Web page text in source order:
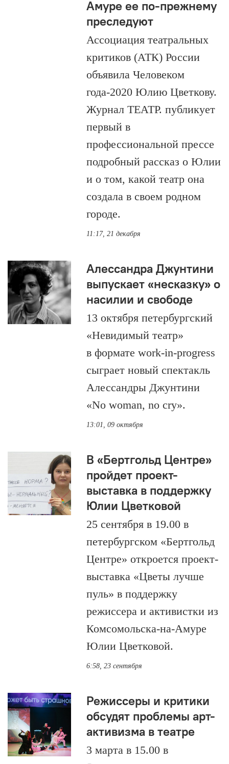
Амуре ее по-прежнему
преследуют
Ассоциация театральных
критиков (АТК) России
объявила Человеком
года-2020 Юлию Цветкову.
Журнал ТЕАТР. публикует
первый в
профессиональной прессе
подробный рассказ о Юлии
и о том, какой театр она
создала в своем родном
городе.
11:17, 21 декабря
Алессандра Джунтини
выпускает «несказку» о
насилии и свободе
13 октября петербургский
«Невидимый театр»
в формате work-in-progress
сыграет новый спектакль
Алессандры Джунтини
«No woman, no cry».
13:01, 09 октября
В «Бертгольд Центре»
пройдет проект-
выставка в поддержку
Юлии Цветковой
25 сентября в 19.00 в
петербургском «Бертгольд
Центре» откроется проект-
выставка «Цветы лучше
пуль» в поддержку
режиссера и активистки из
Комсомольска-на-Амуре
Юлии Цветковой.
6:58, 23 сентября
Режиссеры и критики
обсудят проблемы арт-
активизма в театре
3 марта в 15.00 в